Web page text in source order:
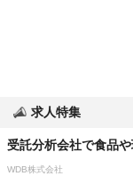
求人特集
受託分析会社で食品
WDB株式会社